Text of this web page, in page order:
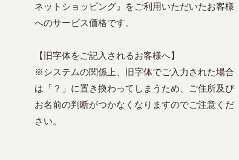
ネットショッピング』をご利用いただいたお客様
へのサービス価格です。
【旧字体をご記入されるお客様へ】
※システムの関係上、旧字体でご入力された場合
は「？」に置き換わってしまうため、ご住所及び
お名前の判断がつかなくなりますのでご注意くだ
さい。